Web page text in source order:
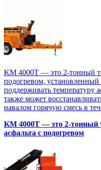
KM 4000T — это 2-тонный
подогревом,
поддерживать температуру
также может
навалом горячую смесь в
KM 4000T — это 2-тонный
асфальта с подогревом